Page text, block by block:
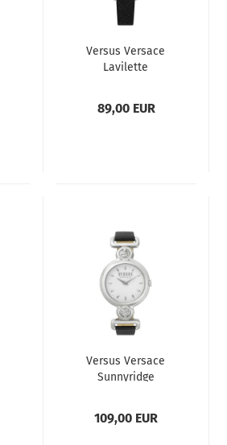
Versus Versace
Lavilette
89,00 EUR
Versus Versace
Sunnyridge
109,00 EUR